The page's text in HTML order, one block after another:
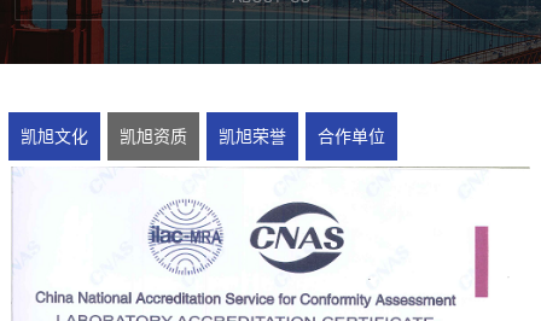
凯旭文化 凯旭资质 凯旭荣誉 合作单位